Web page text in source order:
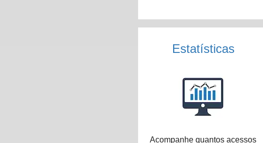
Estatísticas
Acompanhe quantos acessos